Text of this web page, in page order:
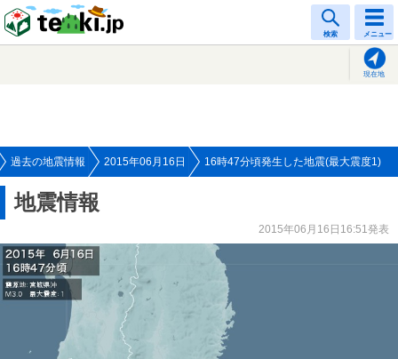
検索 メニュー
現在地
過去の地震情報 2015年06月16日 16時47分頃発生した地震(最大震度1)
地震情報
2015年06月16日16:51発表